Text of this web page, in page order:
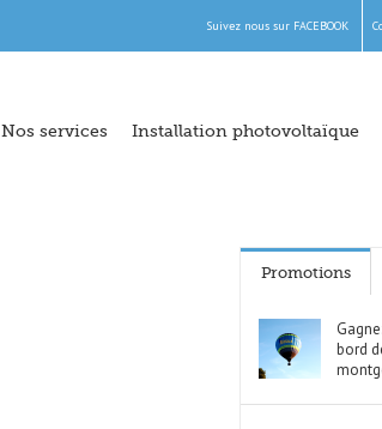
Suivez nous sur FACEBOOK
Nos services Installation photovoltaïque
Promotions
bord